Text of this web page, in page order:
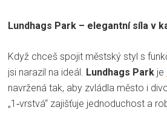
Lundhags Park – elegantní síla v
Když chceš spojit městský styl s
jsi narazil na ideál. Lundhags Park je
navržená tak, aby zvládla město i
„1‑vrstvá“ zajišťuje jednoduchost a